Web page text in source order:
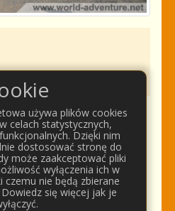
używa plików cookies
celach statystycznych,
Dzięki nim
dostosować stronę do
może zaakceptować pliki
wyłączenia ich w
czemu nie będą zbierane
się więcej jak je